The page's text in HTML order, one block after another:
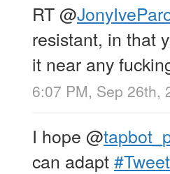
RT@
resistant, in that
it near any
6:07 PM, Sep 26th,
I hope @
can adapt